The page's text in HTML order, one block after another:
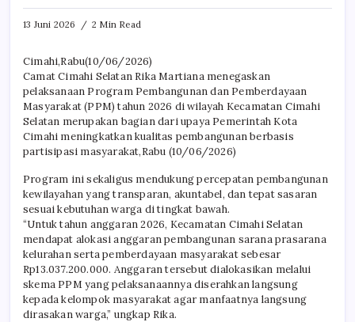
13 Juni 2026 2 Min Read
Cimahi,Rabu(10/06/2026)
Camat Cimahi Selatan Rika Martiana menegaskan
pelaksanaan Program Pembangunan dan Pemberdayaan
Masyarakat (PPM) tahun 2026 di wilayah Kecamatan Cimahi
Selatan merupakan bagian dari upaya Pemerintah Kota
Cimahi meningkatkan kualitas pembangunan berbasis
partisipasi masyarakat,Rabu (10/06/2026)
Program ini sekaligus mendukung percepatan pembangunan
kewilayahan yang transparan, akuntabel, dan tepat sasaran
sesuai kebutuhan warga di tingkat bawah.
“Untuk tahun anggaran 2026, Kecamatan Cimahi Selatan
mendapat alokasi anggaran pembangunan sarana prasarana
kelurahan serta pemberdayaan masyarakat sebesar
Rp13.037.200.000. Anggaran tersebut dialokasikan melalui
skema PPM yang pelaksanaannya diserahkan langsung
kepada kelompok masyarakat agar manfaatnya langsung
dirasakan warga,” ungkap Rika.